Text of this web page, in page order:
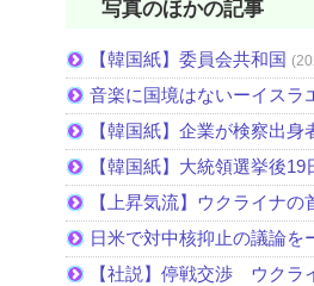
写真のほかの記事
【韓国紙】委員会共和国
音楽に国境はないーイスラ
【韓国紙】企業が検察出
【韓国紙】大統領選挙後
【上昇気流】ウクライナ
日米で対中核抑止の議論を
【社説】停戦交渉 ウクラ